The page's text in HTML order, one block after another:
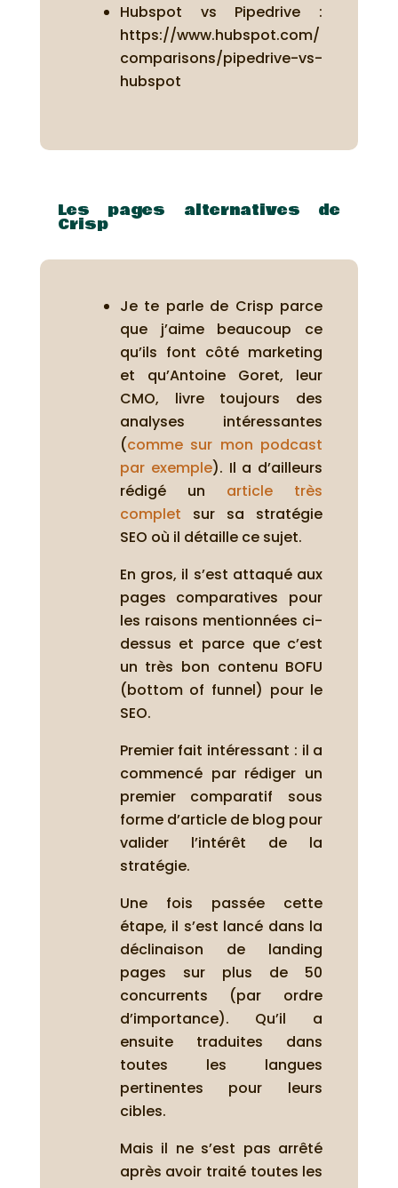
Hubspot vs Pipedrive :
https://www.hubspot.com/
comparisons/pipedrive-vs-
hubspot
Les pages alternatives de
Crisp
Je te parle de Crisp parce
que j’aime beaucoup ce
qu’ils font côté marketing
et qu’Antoine Goret, leur
CMO, livre toujours des
analyses intéressantes
(comme sur mon podcast
par exemple). Il a d’ailleurs
rédigé un article très
complet sur sa stratégie
SEO où il détaille ce sujet.
En gros, il s’est attaqué aux
pages comparatives pour
les raisons mentionnées ci-
dessus et parce que c’est
un très bon contenu BOFU
(bottom of funnel) pour le
SEO.
Premier fait intéressant : il a
commencé par rédiger un
premier comparatif sous
forme d’article de blog pour
valider l’intérêt de la
stratégie.
Une fois passée cette
étape, il s’est lancé dans la
déclinaison de landing
pages sur plus de 50
concurrents (par ordre
d’importance). Qu’il a
ensuite traduites dans
toutes les langues
pertinentes pour leurs
cibles.
Mais il ne s’est pas arrêté
après avoir traité toutes les